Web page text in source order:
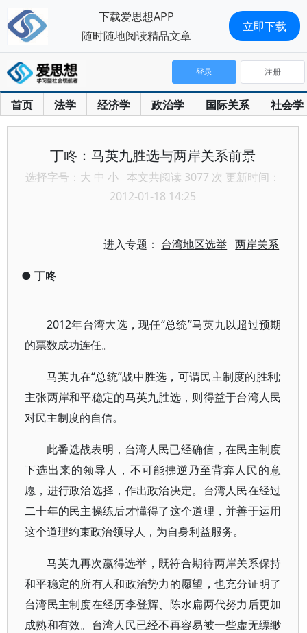
首页 法学 经济学 政治学 国际关系 社会学
登录 注册
丁咚：马英九胜选与两岸关系前景
选择字号： 大 中 小 本文共阅读 3077 次 更新时间：
2012-01-18 14:25
进入专题： 台湾地区选举 两岸关系
● 丁咚
2012年台湾大选，现任“总统”马英九以超过预期
的票数成功连任。
马英九在“总统”战中胜选，可谓民主制度的胜利;
主张两岸和平稳定的马英九胜选，则得益于台湾人民
对民主制度的自信。
此番选战表明，台湾人民已经确信，在民主制度
下选出来的领导人，不可能拂逆乃至背弃人民的意
愿，进行政治选择，作出政治决定。台湾人民在经过
二十年的民主操练后才懂得了这个道理，并善于运用
这个道理约束政治领导人，为自身利益服务。
马英九再次赢得选举，既符合期待两岸关系保持
和平稳定的所有人和政治势力的愿望，也充分证明了
台湾民主制度在经历李登辉、陈水扁两代努力后更加
成熟和有效。台湾人民已经不再容易被一些虚无缥缈
下载爱思想APP
随时随地阅读精品文章
立即下载